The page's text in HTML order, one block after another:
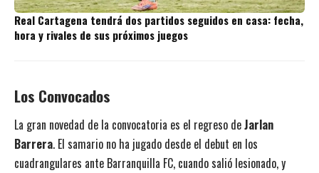
Real Cartagena tendrá dos partidos seguidos en casa: fecha,
hora y rivales de sus próximos juegos
Los Convocados
La gran novedad de la convocatoria es el regreso deJarlan
Barrera. El samario no ha jugado desde el debut en los
cuadrangulares ante Barranquilla FC, cuando salió lesionado, y